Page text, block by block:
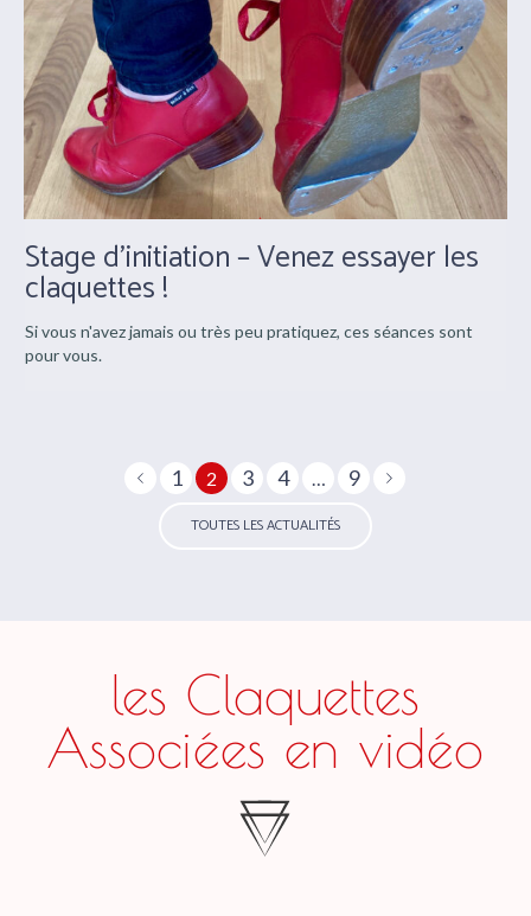
Stage d’initiation – Venez essayer les
claquettes !
Si vous n'avez jamais ou très peu pratiquez, ces séances sont
pour vous.
1 2 3 4 9
TOUTES LES ACTUALITÉS
les Claquettes
Associées en vidéo